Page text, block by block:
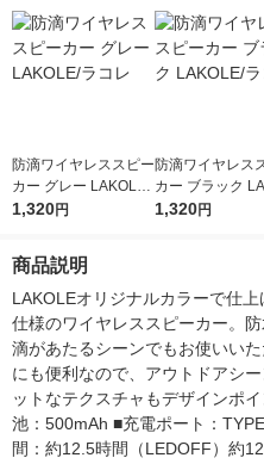
防滴ワイヤレススピー
カー グレー LAKOLE/
ラコレ
1,320円
防滴ワイヤレス
カー ブラック
E/ラコレ
1,320円
商品説明
LAKOLEオリジナルカラーで仕
仕様のワイヤレススピーカー。
滴があたるシーンでもお使いい
にも便利なので、アウトドアシ
ットなテクスチャもデザインポ
池：500mAh ■充電ポート：
間：約12.5時間（LEDOFF）約